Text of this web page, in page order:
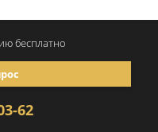
62
бесплатно